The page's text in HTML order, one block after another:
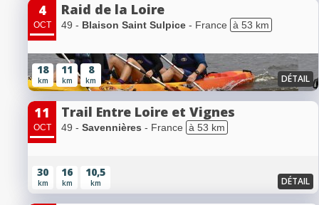
4
OCT
Raid de la Loire
49 - Blaison Saint Sulpice - France à 53 km
18
km
11
km
8
km DÉTAIL
11
OCT
Trail Entre Loire et Vignes
49 - Savennières - France à 53 km
30
km
16
km
10,5
km DÉTAIL